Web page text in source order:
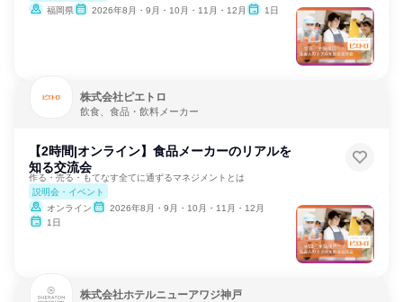
福岡県
2026年8月・9月・10月・11月・12月 1日
株式会社ピエトロ
飲食、食品・飲料メーカー
【2時間|オンライン】食品メーカーのリアルを
知る交流会
作る・売る・もてなす全てに通ずるマネジメントとは
説明会・イベント
オンライン
2026年8月・9月・10月・11月・12月
1日
株式会社ホテルニューアワジ神戸